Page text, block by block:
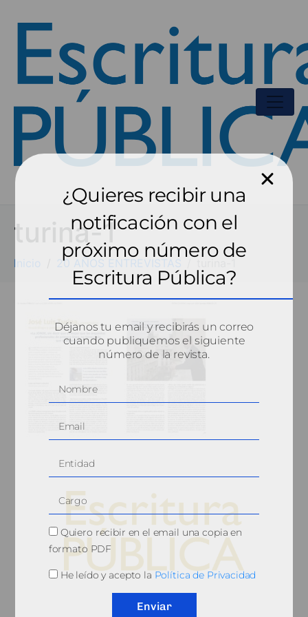
turina-1
Inicio 20 AÑOS ENTREVISTAS
¿Quieres recibir una
notificación con el
próximo número de
Escritura Pública?
Déjanos tu email y recibirás un correo
cuando publiquemos el siguiente
número de la revista.
Quiero recibir en el email una copia en
formato PDF
He leído y acepto la Política de Privacidad
Enviar